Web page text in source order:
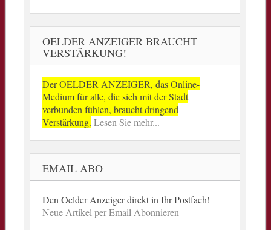
OELDER ANZEIGER BRAUCHT
VERSTÄRKUNG!
Der OELDER ANZEIGER, das Online-
Medium für alle, die sich mit der Stadt
verbunden fühlen, braucht dringend
Verstärkung. Lesen Sie mehr...
EMAIL ABO
Den Oelder Anzeiger direkt in Ihr Postfach!
Neue Artikel per Email Abonnieren